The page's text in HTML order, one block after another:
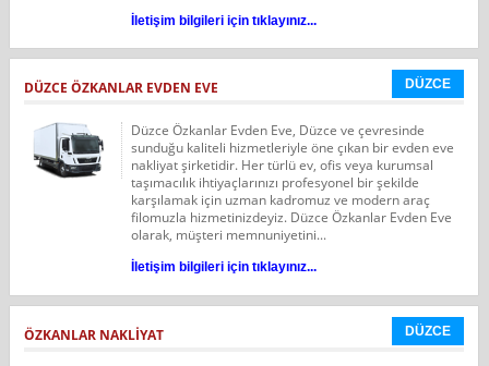
İletişim bilgileri için tıklayınız...
DÜZCE ÖZKANLAR EVDEN EVE DÜZCE
Düzce Özkanlar Evden Eve, Düzce ve çevresinde
sunduğu kaliteli hizmetleriyle öne çıkan bir evden eve
nakliyat şirketidir. Her türlü ev, ofis veya kurumsal
taşımacılık ihtiyaçlarınızı profesyonel bir şekilde
karşılamak için uzman kadromuz ve modern araç
filomuzla hizmetinizdeyiz. Düzce Özkanlar Evden Eve
olarak, müşteri memnuniyetini...
İletişim bilgileri için tıklayınız...
ÖZKANLAR NAKLİYAT DÜZCE